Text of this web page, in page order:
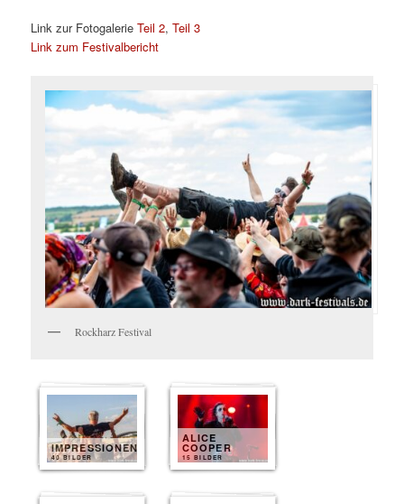
Link zur FotogalerieTeil 2,Teil 3
Link zum Festivalbericht
Rockharz Festival
IMPRESSIONEN
40 BILDER
ALICE
COOPER
15 BILDER